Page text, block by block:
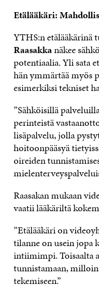
Etälääkäri:
YTHS:n etälääkärinä
Raasakkanäkee
potentiaalia. Yli sata
hän ymmärtää myös
esimerkiksi tekniset
”Sähköisillä
perinteistä
lisäpalvelu, jolla
hoitoonpääsyä
oireiden
Raasakan mukaan
vaatii lääkäriltä
”Etälääkäri on
tilanne on usein jopa
intiimimpi. Toisaalta
tunnistamaan,
tekemiseen.”